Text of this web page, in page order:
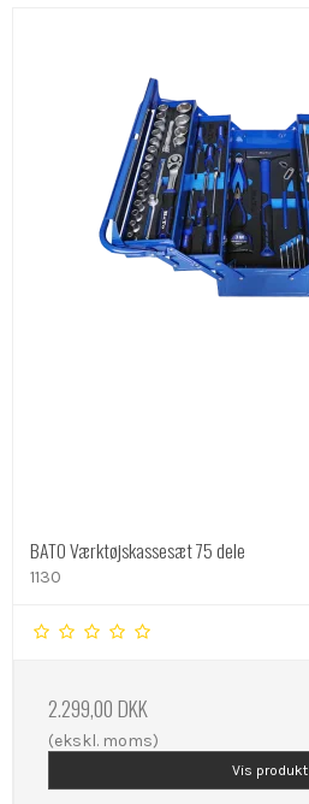
BATO Værktøjskassesæt 75 dele
1130
2.299,00 DKK
(ekskl. moms)
Vis produkt